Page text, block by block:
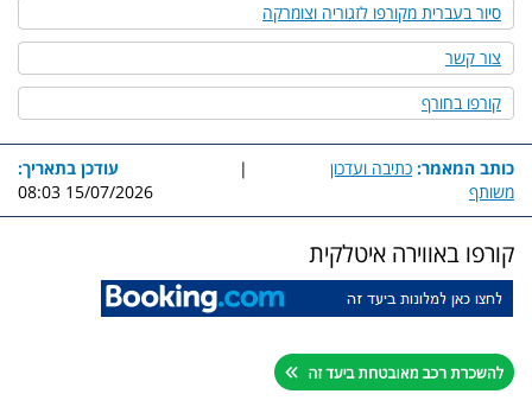
סיור בעברית מקורפו לזגוריה וצומרקה
צור קשר
קורפו בחורף
כותב המאמר: כתיבה ועדכון
משותף
|
עודכן בתאריך:
15/07/2026 08:03
קורפו באווירה איטלקית